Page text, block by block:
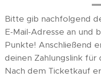
Bitte gib nachfolgend
E-Mail-Adresse an und
Punkte! Anschließend
deinen Zahlungslink für
Nach dem Ticketkauf